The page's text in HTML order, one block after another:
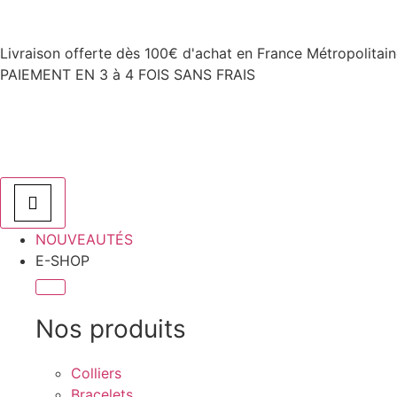
Livraison offerte dès 100€ d'achat en France
PAIEMENT EN 3 à 4 FOIS SANS FRAIS
NOUVEAUTÉS
E-SHOP
Nos produits
Colliers